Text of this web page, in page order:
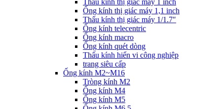
Thấu kính thị giác máy 1 inch
Ống kính thị giác máy 1,1 inch
Thấu kính thị giác máy 1/1.7″
Ống kính telecentric
Ống kính macro
Ống kính quét dòng
Thấu kính hiển vi công nghiệp
trang siêu cấp
Ống kính M2~M16
Tròng kính M2
Ống kính M4
Ống kính M5